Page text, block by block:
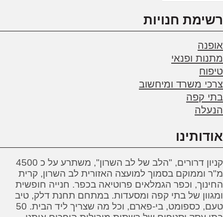
רשימת חנויות
אופנה
מתנות ופנאי
טיפוח
צרכי משרד ומיחשוב
בתי קפה
הנעלה
אודותינו
קניון דרורים, "הלב של לב השרון", משתרע על כ 4500
מ"ר וממוקם בסמוך למועצה האזורית לב השרון, קרית
החינוך, וכפר הגמלאים פרוטיאה בכפר. חנייה חופשית
ומגוון של בתי קפה ומסעדות. במתחם תחנת דלק, טיב
טעם, כספומט, בי-פארם, וכל מה שצריך ליד הבית. 50